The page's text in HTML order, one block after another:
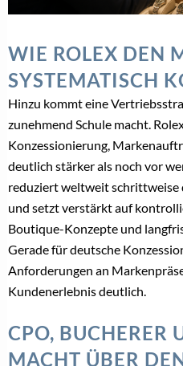
WIE ROLEX DEN
SYSTEMATISCH
Hinzu kommt eine
zunehmend Schule macht.
Konzessionierung,
deutlich stärker als noch vor
reduziert weltweit
und setzt verstärkt auf
Boutique-Konzepte und
Gerade für deutsche
Anforderungen an
Kundenerlebnis deutlich.
CPO, BUCHERER
MACHT ÜBER